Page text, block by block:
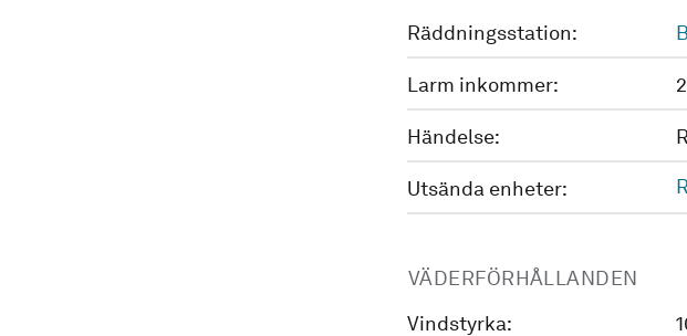
Räddningsstation:
Larm inkommer:
Händelse:
Utsända enheter:
VÄDERFÖRHÅLLANDEN
Vindstyrka: